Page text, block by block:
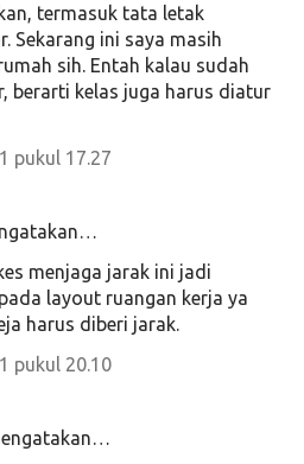
termasuk tata letak
Sekarang ini saya masih
sih. Entah kalau sudah
berarti kelas juga harus diatur
pukul 17.27
menjaga jarak ini jadi
layout ruangan kerja ya
harus diberi jarak.
pukul 20.10